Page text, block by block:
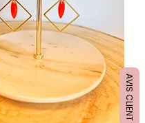
AVIS CLIENT